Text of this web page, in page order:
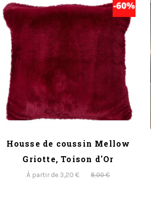
Housse de coussin Mellow
Griotte, Toison d'Or
À partir de 3,20 € 8,00 €